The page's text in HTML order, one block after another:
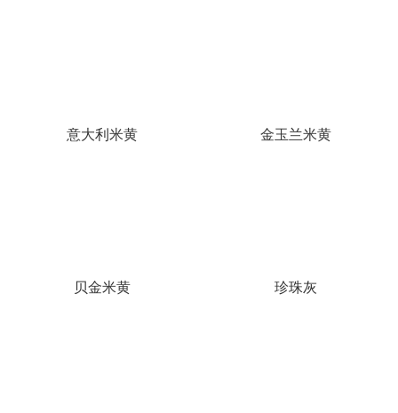
意大利米黄 金玉兰米黄
贝金米黄 珍珠灰